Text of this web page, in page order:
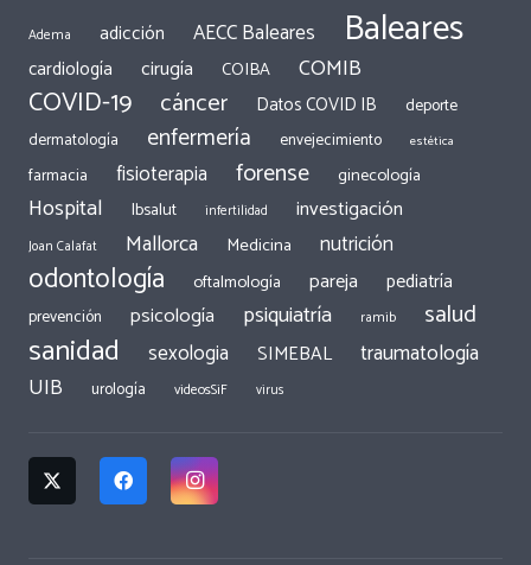
Adema adicción AECC Baleares Baleares
cardiología cirugía COIBA COMIB
COVID-19 cáncer Datos COVID IB
deporte
dermatología
enfermería envejecimiento estética
farmacia fisioterapia forense ginecología
Hospital Ibsalut infertilidad investigación
Joan Calafat Mallorca Medicina nutrición
odontología oftalmología pareja pediatría
prevención psicología psiquiatría ramib salud
sanidad sexologia SIMEBAL traumatología
UIB urología videosSiF virus